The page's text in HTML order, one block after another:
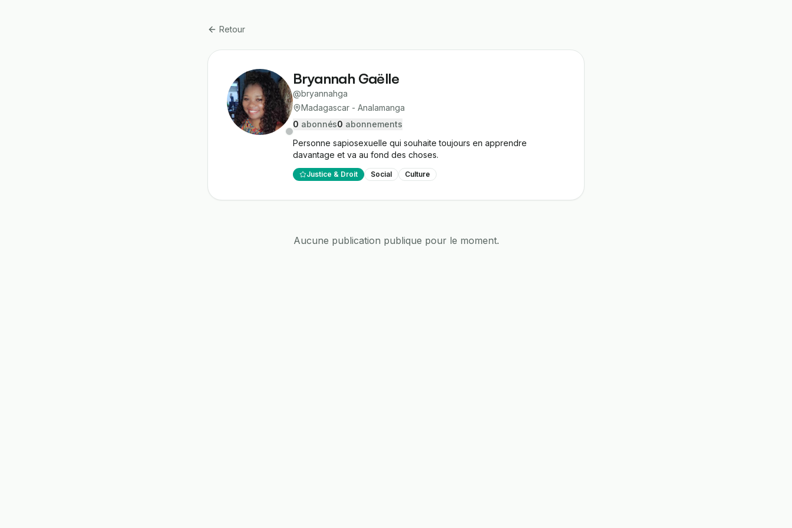
Retour
Bryannah Gaëlle
@bryannahga
Madagascar - Analamanga
0 abonnés0 abonnements
Personne sapiosexuelle qui souhaite toujours en apprendre
davantage et va au fond des choses.
Justice & Droit Social Culture
Aucune publication publique pour le moment.